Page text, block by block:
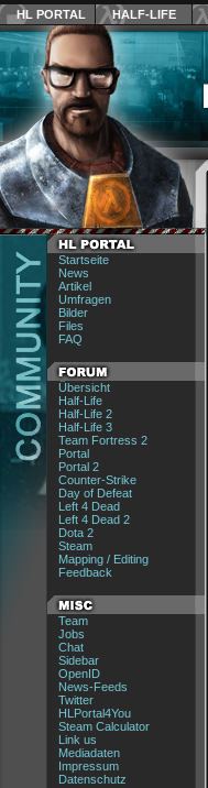
HL PORTAL HALF-LIFE
Startseite
News
Artikel
Umfragen
Bilder
Files
FAQ
Übersicht
Half-Life
Half-Life 2
Half-Life 3
Team Fortress 2
Portal
Portal 2
Counter-Strike
Day of Defeat
Left 4 Dead
Left 4 Dead 2
Dota 2
Steam
Mapping / Editing
Feedback
Team
Jobs
Chat
Sidebar
OpenID
News-Feeds
Twitter
HLPortal4You
Steam Calculator
Link us
Mediadaten
Impressum
Datenschutz